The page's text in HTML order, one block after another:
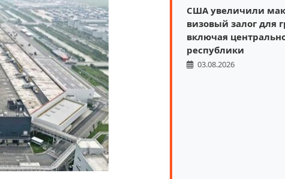
США увеличили
визовый залог для
включая
республики
03.08.2026